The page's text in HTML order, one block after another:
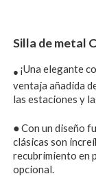
Silla de metal
● ¡Una elegante
ventaja añadida
las estaciones y
●Con un diseño
clásicas son
recubrimiento en
opcional.